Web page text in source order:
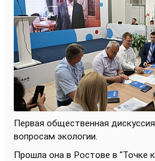
Первая общественная
вопросам экологии.
Прошла она в Ростове в "Точке